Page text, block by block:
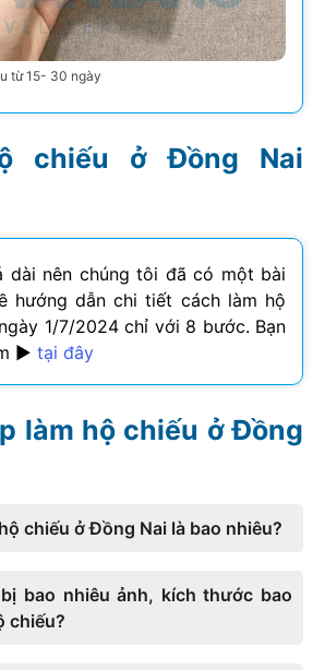
từ 15- 30 ngày
chiếu ở Đồng Nai
dài nên chúng tôi đã có một bài
hướng dẫn chi tiết cách làm hộ
1/7/2024 chỉ với 8 bước. Bạn
► tại đây
làm hộ chiếu ở Đồng
chiếu ở Đồng Nai là bao nhiêu?
bao nhiêu ảnh, kích thước bao
chiếu?